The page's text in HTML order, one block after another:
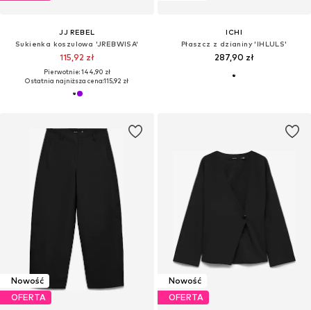
JJ REBEL
Sukienka koszulowa 'JREBWISA'
115,92 zł
Pierwotnie: 144,90 zł
Ostatnia najniższa cena:115,92 zł
ICHI
Płaszcz z dzianiny 'IHLULS'
287,90 zł
Nowość
OFERTA
Nowość
OFERTA